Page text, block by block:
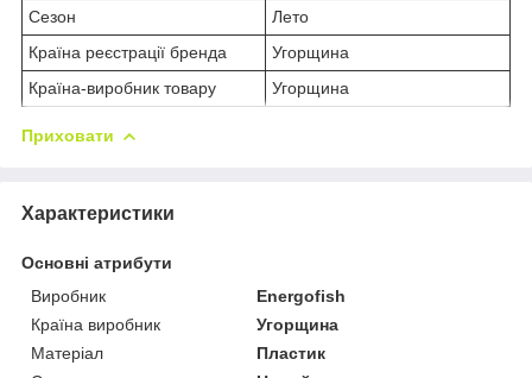
Сезон
Лето
Країна реєстрації бренда
Угорщина
Країна-виробник товару
Угорщина
Приховати
Характеристики
Основні атрибути
Виробник
Energofish
Країна виробник
Угорщина
Матеріал
Пластик